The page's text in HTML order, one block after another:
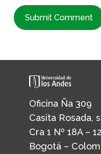
Oficina Ña 309
Casita Rosada,
Cra 1 Nº 18A – 12
Bogotá –